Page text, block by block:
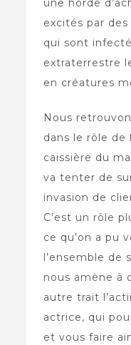
une horde
excités par
qui sont
extraterrestre
en créatures
Nous
dans le rôle de
caissière du
va tenter de
invasion de
C’est un rôle
ce qu’on a pu
l’ensemble de
nous amène à
autre trait
actrice, qui
et vous faire